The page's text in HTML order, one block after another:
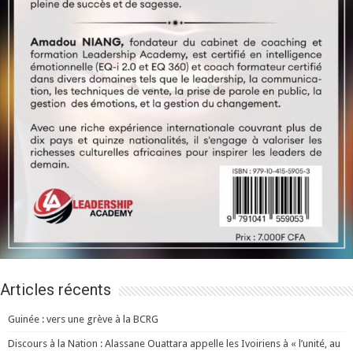
Articles récents
Guinée : vers une grève à la BCRG
Discours à la Nation : Alassane Ouattara appelle les Ivoiriens à « l’unité, au